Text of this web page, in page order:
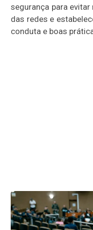
segurança para
das redes e
conduta e boas